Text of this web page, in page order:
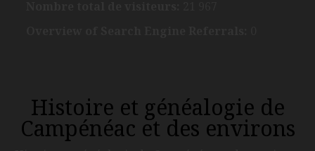
Histoire et généalogie de
Campénéac et des environs